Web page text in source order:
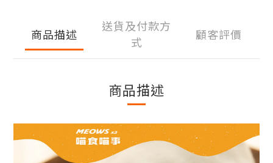
商品描述
送貨及付款方
式
顧客評價
商品描述